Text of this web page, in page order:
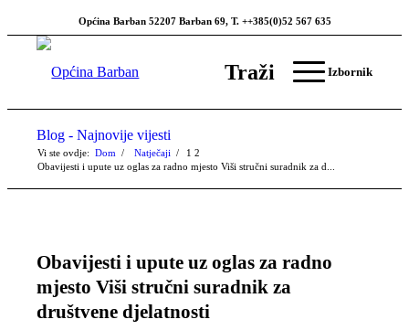
Općina Barban 52207 Barban 69, T. ++385(0)52 567 635
Traži Izbornik
Blog - Najnovije vijesti
Vi ste ovdje: Dom 1
/ Natječaji 2
/
Obavijesti i upute uz oglas za radno mjesto Viši stručni suradnik za d...
Obavijesti i upute uz oglas za radno
mjesto Viši stručni suradnik za
društvene djelatnosti